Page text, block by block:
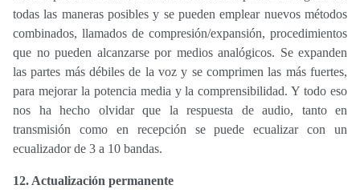
todas las maneras posibles y se pueden emplear nuevos métodos
combinados, llamados de compresión/expansión, procedimientos
que no pueden alcanzarse por medios analógicos. Se expanden
las partes más débiles de la voz y se comprimen las más fuertes,
para mejorar la potencia media y la comprensibilidad. Y todo eso
nos ha hecho olvidar que la respuesta de audio, tanto en
transmisión como en recepción se puede ecualizar con un
ecualizador de 3 a 10 bandas.
12. Actualización permanente